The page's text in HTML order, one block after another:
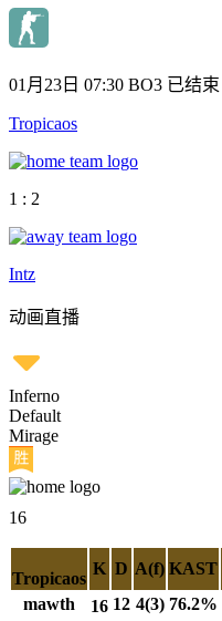
01月23日 07:30 BO3 已结束
Tropicaos
1 : 2
Intz
动画直播
Inferno
Default
Mirage
16
Tropicaos
K D A(f) KAST
mawth
16 12 4(3) 76.2%